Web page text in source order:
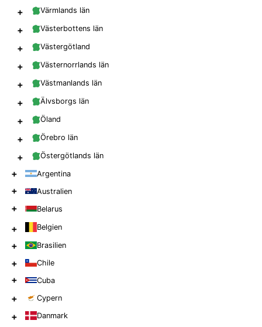
+ Värmlands län
+ Västerbottens län
+ Västergötland
+ Västernorrlands län
+ Västmanlands län
+ Älvsborgs län
+ Öland
+ Örebro län
+ Östergötlands län
+ Argentina
+ Australien
+ Belarus
+ Belgien
+ Brasilien
+ Chile
+ Cuba
+ Cypern
+ Danmark